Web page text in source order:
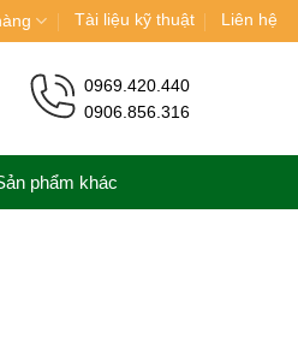
Tài liệu kỹ thuật Liên hệ
0969.420.440
0906.856.316
phẩm khác